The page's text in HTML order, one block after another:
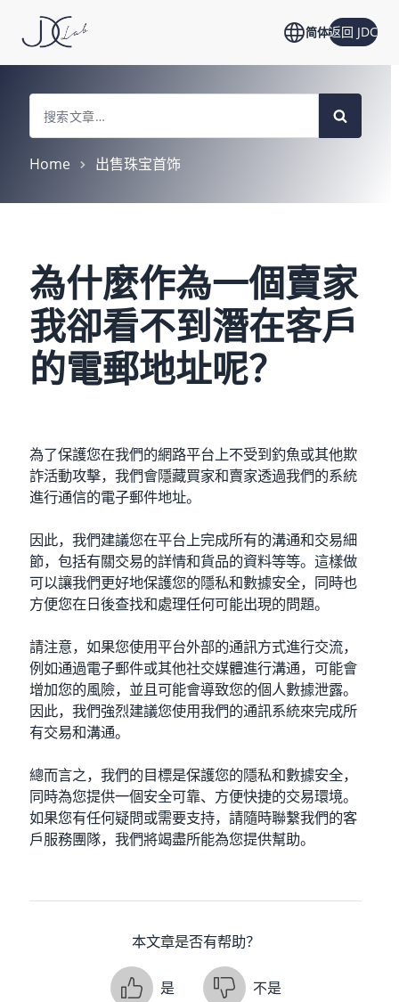
返回 JDC
简体
For
Home
出售珠宝首饰
為什麼作為一個賣家
我卻看不到潛在客戶
的電郵地址呢？
為了保護您在我們的網路平台上不受到釣魚或其他欺
詐活動攻擊，我們會隱藏買家和賣家透過我們的系統
進行通信的電子郵件地址。
因此，我們建議您在平台上完成所有的溝通和交易細
節，包括有關交易的詳情和貨品的資料等等。這樣做
可以讓我們更好地保護您的隱私和數據安全，同時也
方便您在日後查找和處理任何可能出現的問題。
請注意，如果您使用平台外部的通訊方式進行交流，
例如通過電子郵件或其他社交媒體進行溝通，可能會
增加您的風險，並且可能會導致您的個人數據泄露。
因此，我們強烈建議您使用我們的通訊系統來完成所
有交易和溝通。
總而言之，我們的目標是保護您的隱私和數據安全，
同時為您提供一個安全可靠、方便快捷的交易環境。
如果您有任何疑問或需要支持，請隨時聯繫我們的客
戶服務團隊，我們將竭盡所能為您提供幫助。
本文章是否有帮助？
是 不是